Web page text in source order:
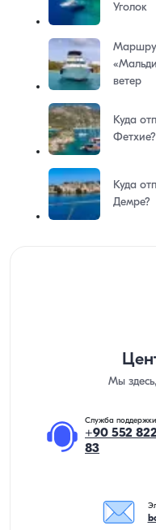
Уголок
ветер
Куда
Фетхие?
Куда
Демре?
Мы
Служба поддержки
+90 552
83